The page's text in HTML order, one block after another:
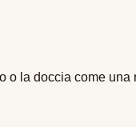
o la doccia come una